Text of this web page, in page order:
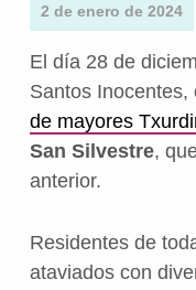
2 de enero de 2024
El día 28 de
Santos Inocentes,
de mayores
San Silvestre,
anterior.
Residentes de
ataviados con